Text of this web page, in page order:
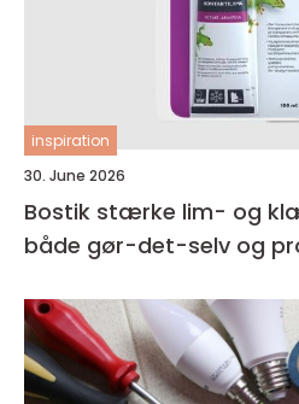
inspiration
30. June 2026
Bostik stærke lim- og klæbeløsninger til
både gør-det-selv og